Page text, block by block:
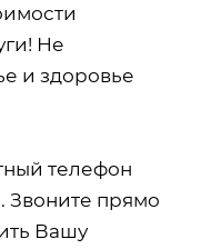
Не
и здоровье
телефон
Звоните прямо
Вашу